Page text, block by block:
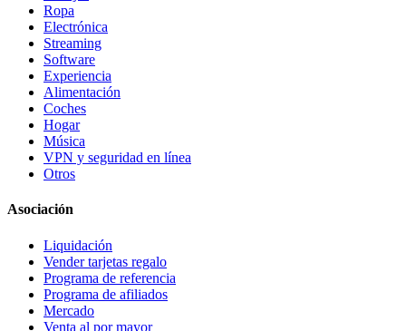
Ropa
Electrónica
Streaming
Software
Experiencia
Alimentación
Coches
Hogar
Música
VPN y seguridad en línea
Otros
Asociación
Liquidación
Vender tarjetas regalo
Programa de referencia
Programa de afiliados
Mercado
Venta al por mayor